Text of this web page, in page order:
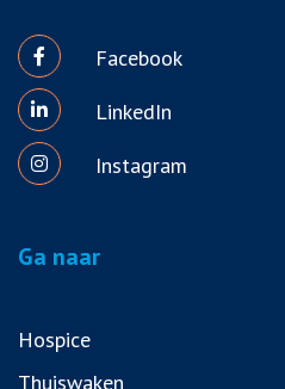
Facebook
LinkedIn
Instagram
Ga naar
Hospice
Thuiswaken